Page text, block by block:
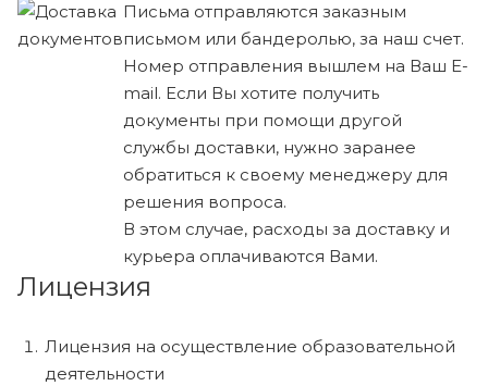
Письма отправляются заказным
письмом или бандеролью, за наш счет.
Номер отправления вышлем на Ваш E-
mail. Если Вы хотите получить
документы при помощи другой
службы доставки, нужно заранее
обратиться к своему менеджеру для
решения вопроса.
В этом случае, расходы за доставку и
курьера оплачиваются Вами.
Лицензия
Лицензия на осуществление образовательной
деятельности